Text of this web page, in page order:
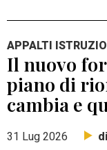
APPALTI
Il nuovo
piano di
cambia e
31 Lug 2026